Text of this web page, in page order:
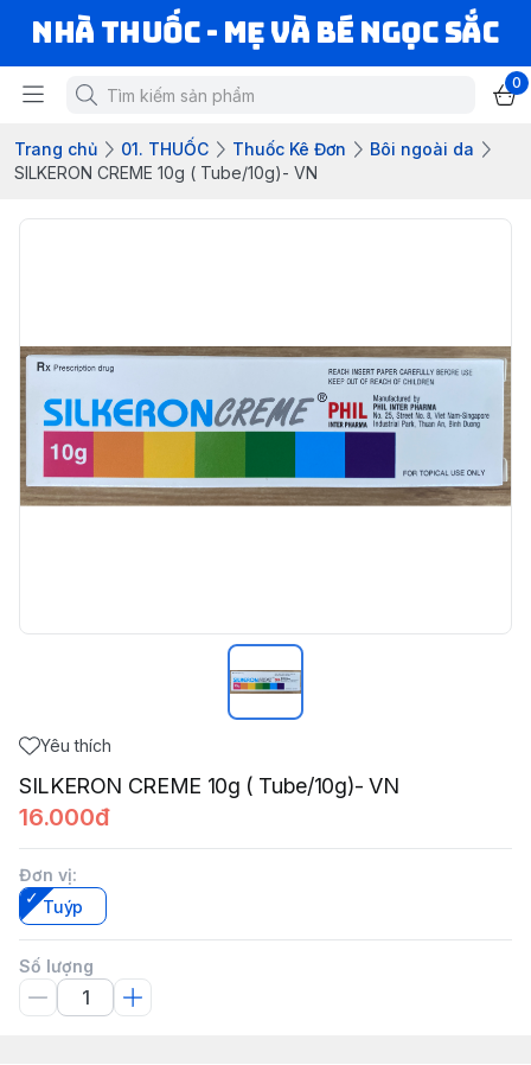
Nhà Thuốc - Mẹ và Bé Ngọc Sắc
0
Trang chủ 01. THUỐC Thuốc Kê Đơn
Bôi ngoài da
SILKERON CREME 10g ( Tube/10g)- VN
Yêu thích
SILKERON CREME 10g ( Tube/10g)- VN
16.000đ
Đơn vị:
Tuýp
Số lượng